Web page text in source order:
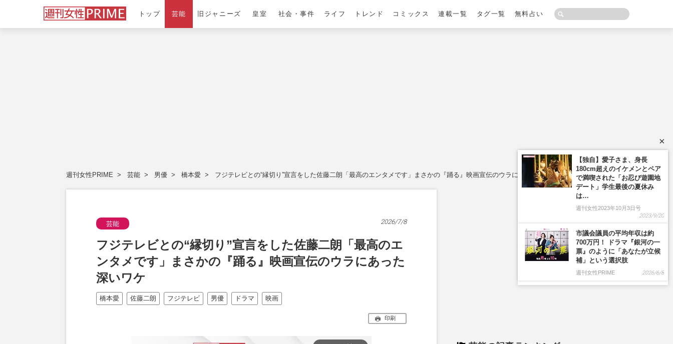
トップ 芸能 旧ジャニーズ 皇室 社会・事件 ライフ トレンド コミックス 連載一覧 タグ一覧 無料占い
週刊女性PRIME 芸能 男優 橋本愛 フジテレビとの“縁切り”宣言をした佐藤二朗「最高のエンタメです」まさかの『踊る』映画宣伝のウラにあった深いワケ
芸能 2026/7/8
フジテレビとの“縁切り”宣言をした佐藤二朗「最高のエ
ンタメです」まさかの『踊る』映画宣伝のウラにあった
深いワケ
橋本愛 佐藤二朗 フジテレビ 男優 ドラマ 映画
印刷
×
【独自】愛子さま、身長
180cm超えのイケメンとペア
で満喫された「お忍び遊園地
デート」学生最後の夏休み
は…
週刊女性2023年10月3日号
2023/9/20
市議会議員の平均年収は約
700万円！ ドラマ『銀河の一
票』のように「あなたが立候
補」という選択肢
週刊女性PRIME 2026/6/8